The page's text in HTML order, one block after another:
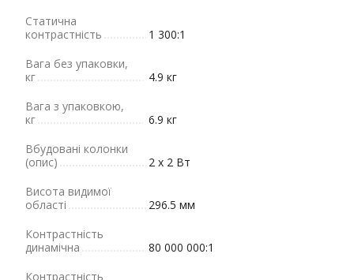
Статична
контрастність
1 300:1
Вага без упаковки,
кг
4.9 кг
Вага з упаковкою,
кг
6.9 кг
Вбудовані колонки
(опис)
2 х 2 Вт
Висота видимої
області
296.5 мм
Контрастність
динамічна
80 000 000:1
Контрастність